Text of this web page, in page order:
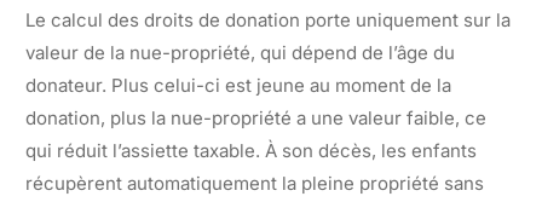
Le calcul des droits de donation porte uniquement sur la
valeur de la nue-propriété, qui dépend de l’âge du
donateur. Plus celui-ci est jeune au moment de la
donation, plus la nue-propriété a une valeur faible, ce
qui réduit l’assiette taxable. À son décès, les enfants
récupèrent automatiquement la pleine propriété sans